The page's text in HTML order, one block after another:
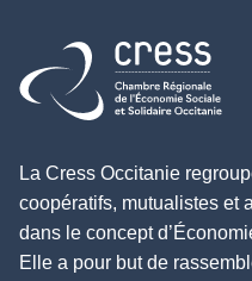
Retour à l'accueil
La Cress Occitanie
coopératifs, mutualistes et
dans le concept
Elle a pour but de